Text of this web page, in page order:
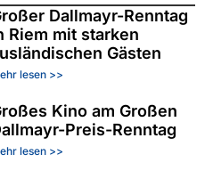
Dallmayr-Renntag
Riem mit starken
Gästen
lesen >>
Kino am Großen
Preis-Renntag
lesen >>